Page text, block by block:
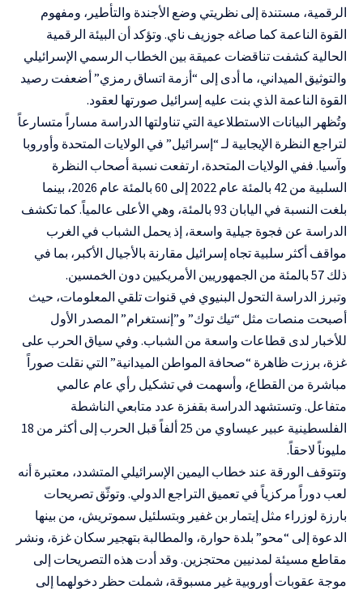
الرقمية، مستندة إلى نظريتي وضع الأجندة والتأطير، ومفهوم
القوة الناعمة كما صاغه جوزيف ناي. وتؤكد أن البيئة الرقمية
الحالية كشفت تناقضات عميقة بين الخطاب الرسمي الإسرائيلي
والتوثيق الميداني، ما أدى إلى “أزمة اتساق رمزي” أضعفت رصيد
القوة الناعمة الذي بنت عليه إسرائيل صورتها لعقود.
وتُظهر البيانات الاستطلاعية التي تناولتها الدراسة مساراً متسارعاً
لتراجع النظرة الإيجابية لـ “إسرائيل” في الولايات المتحدة وأوروبا
وآسيا. ففي الولايات المتحدة، ارتفعت نسبة أصحاب النظرة
السلبية من 42 بالمئة عام 2022 إلى 60 بالمئة عام 2026، بينما
بلغت النسبة في اليابان 93 بالمئة، وهي الأعلى عالمياً. كما تكشف
الدراسة عن فجوة جيلية واسعة، إذ يحمل الشباب في الغرب
مواقف أكثر سلبية تجاه إسرائيل مقارنة بالأجيال الأكبر، بما في
ذلك 57 بالمئة من الجمهوريين الأمريكيين دون الخمسين.
وتبرز الدراسة التحول البنيوي في قنوات تلقي المعلومات، حيث
أصبحت منصات مثل “تيك توك” و”إنستغرام” المصدر الأول
للأخبار لدى قطاعات واسعة من الشباب. وفي سياق الحرب على
غزة، برزت ظاهرة “صحافة المواطن الميدانية” التي نقلت صوراً
مباشرة من القطاع، وأسهمت في تشكيل رأي عام عالمي
متفاعل. وتستشهد الدراسة بقفزة عدد متابعي الناشطة
الفلسطينية عبير عيساوي من 25 ألفاً قبل الحرب إلى أكثر من 18
مليوناً لاحقاً.
وتتوقف الورقة عند خطاب اليمين الإسرائيلي المتشدد، معتبرة أنه
لعب دوراً مركزياً في تعميق التراجع الدولي. وتوثّق تصريحات
بارزة لوزراء مثل إيتمار بن غفير وبتسلئيل سموتريش، من بينها
الدعوة إلى “محو” بلدة حوارة، والمطالبة بتهجير سكان غزة، ونشر
مقاطع مسيئة لمدنيين محتجزين. وقد أدت هذه التصريحات إلى
موجة عقوبات أوروبية غير مسبوقة، شملت حظر دخولهما إلى